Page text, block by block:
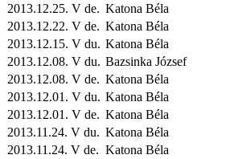
2013.12.25. V de. Katona Béla
2013.12.22. V de. Katona Béla
2013.12.15. V du. Katona Béla
2013.12.08. V du. Bazsinka József
2013.12.08. V de. Katona Béla
2013.12.01. V du. Katona Béla
2013.12.01. V de. Katona Béla
2013.11.24. V du. Katona Béla
2013.11.24. V de. Katona Béla